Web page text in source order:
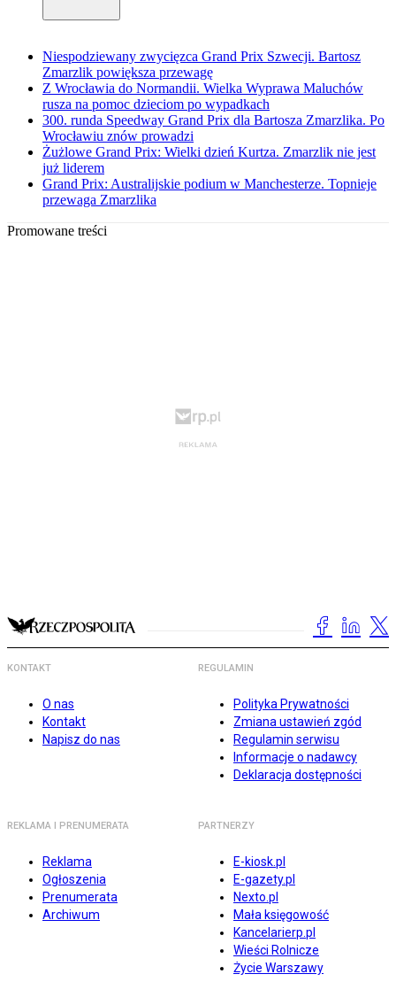
Niespodziewany zwycięzca Grand Prix Szwecji. Bartosz
Zmarzlik powiększa przewagę
Z Wrocławia do Normandii. Wielka Wyprawa Maluchów
rusza na pomoc dzieciom po wypadkach
300. runda Speedway Grand Prix dla Bartosza Zmarzlika. Po
Wrocławiu znów prowadzi
Żużlowe Grand Prix: Wielki dzień Kurtza. Zmarzlik nie jest
już liderem
Grand Prix: Australijskie podium w Manchesterze. Topnieje
przewaga Zmarzlika
Promowane treści
KONTAKT
O nas
Kontakt
Napisz do nas
REGULAMIN
Polityka Prywatności
Zmiana ustawień zgód
Regulamin serwisu
Informacje o nadawcy
Deklaracja dostępności
REKLAMA I PRENUMERATA
Reklama
Ogłoszenia
Prenumerata
Archiwum
PARTNERZY
E-kiosk.pl
E-gazety.pl
Nexto.pl
Mała księgowość
Kancelarierp.pl
Wieści Rolnicze
Życie Warszawy